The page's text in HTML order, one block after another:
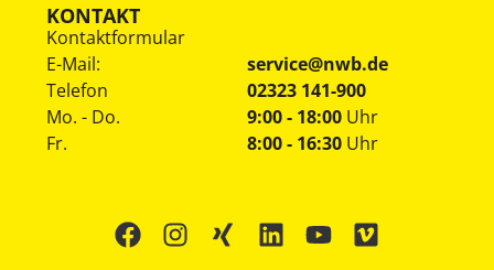
KONTAKT
Kontaktformular
E-Mail:
service@nwb.de
Telefon
02323 141-900
Mo. - Do.
Fr.
9:00 - 18:00 Uhr
8:00 - 16:30 Uhr